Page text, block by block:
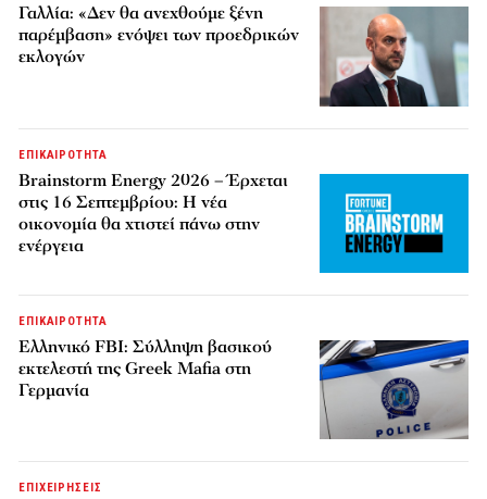
Γαλλία: «Δεν θα ανεχθούμε ξένη
παρέμβαση» ενόψει των προεδρικών
εκλογών
ΕΠΙΚΑΙΡΟΤΗΤΑ
Brainstorm Energy 2026 – Έρχεται
στις 16 Σεπτεμβρίου: Η νέα
οικονομία θα χτιστεί πάνω στην
ενέργεια
ΕΠΙΚΑΙΡΟΤΗΤΑ
Ελληνικό FBI: Σύλληψη βασικού
εκτελεστή της Greek Mafia στη
Γερμανία
ΕΠΙΧΕΙΡΗΣΕΙΣ